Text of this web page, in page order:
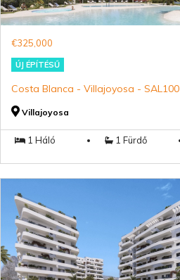
€325,000
ÚJ ÉPÍTÉSŰ
Costa Blanca - Villajoyosa - SAL100
Villajoyosa
1 Háló 1 Fürdő